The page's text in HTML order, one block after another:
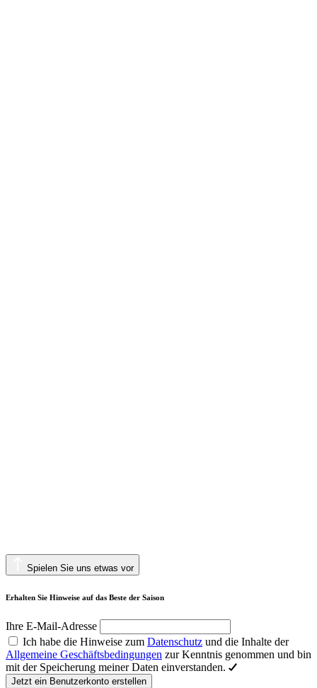
Spielen Sie uns etwas vor
Erhalten Sie Hinweise auf das Beste der Saison
Ihre E-Mail-Adresse
Ich habe die Hinweise zum Datenschutz und die Inhalte der
Allgemeine Geschäftsbedingungen zur Kenntnis genommen und bin
mit der Speicherung meiner Daten einverstanden.
Jetzt ein Benutzerkonto erstellen